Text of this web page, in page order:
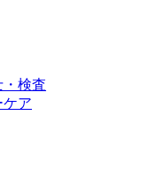
・検査
ケア